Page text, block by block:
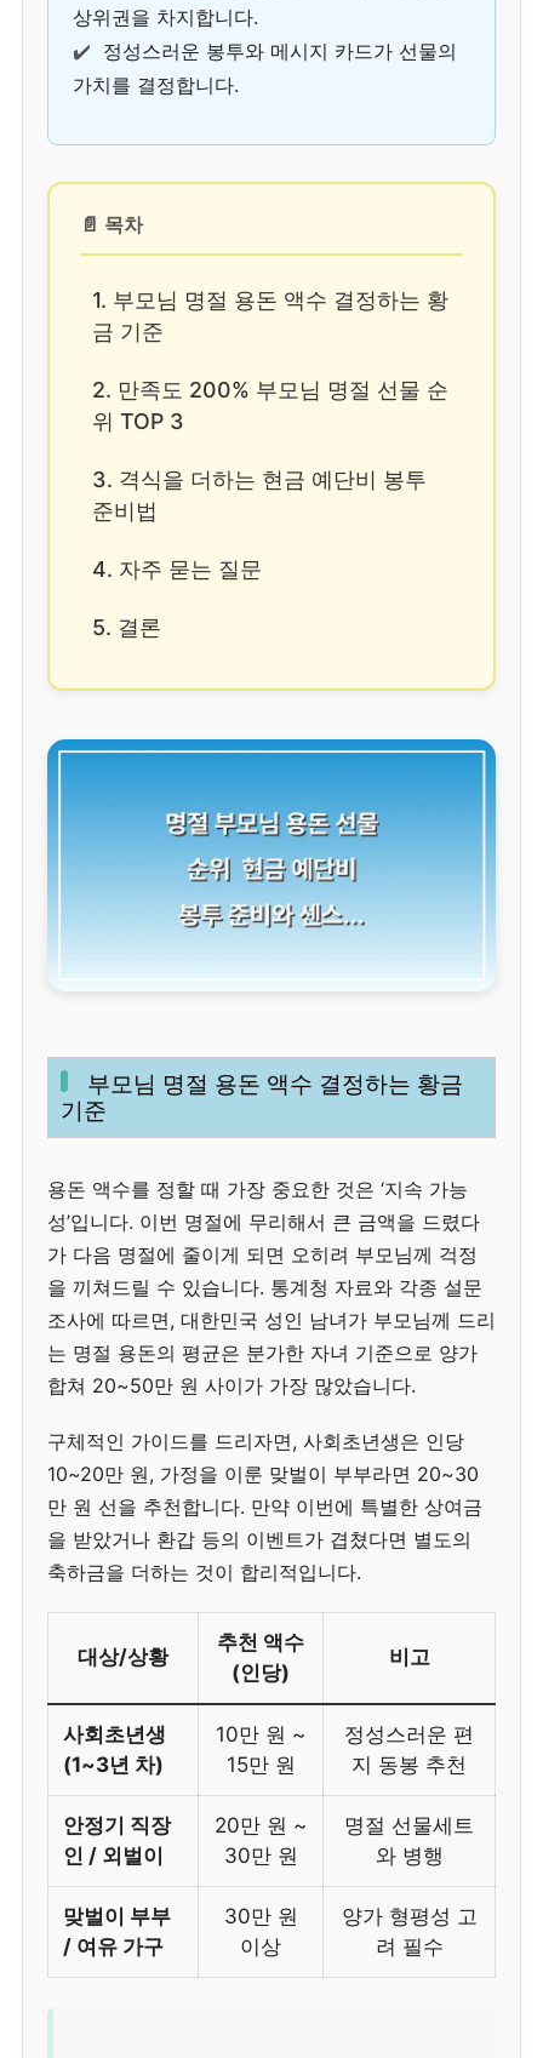
상위권을 차지합니다.
✔️ 정성스러운 봉투와 메시지 카드가 선물의
가치를 결정합니다.
📄 목차
1. 부모님 명절 용돈 액수 결정하는 황
금 기준
2. 만족도 200% 부모님 명절 선물 순
위 TOP 3
3. 격식을 더하는 현금 예단비 봉투
준비법
4. 자주 묻는 질문
5. 결론
부모님 명절 용돈 액수 결정하는 황금
기준
용돈 액수를 정할 때 가장 중요한 것은 ‘지속 가능
성’입니다. 이번 명절에 무리해서 큰 금액을 드렸다
가 다음 명절에 줄이게 되면 오히려 부모님께 걱정
을 끼쳐드릴 수 있습니다. 통계청 자료와 각종 설문
조사에 따르면, 대한민국 성인 남녀가 부모님께 드리
는 명절 용돈의 평균은 분가한 자녀 기준으로 양가
합쳐 20~50만 원 사이가 가장 많았습니다.
구체적인 가이드를 드리자면, 사회초년생은 인당
10~20만 원, 가정을 이룬 맞벌이 부부라면 20~30
만 원 선을 추천합니다. 만약 이번에 특별한 상여금
을 받았거나 환갑 등의 이벤트가 겹쳤다면 별도의
축하금을 더하는 것이 합리적입니다.
대상/상황
추천 액수
(인당)
비고
사회초년생
(1~3년 차)
10만 원 ~
15만 원
정성스러운 편
지 동봉 추천
안정기 직장
인 / 외벌이
20만 원 ~
30만 원
명절 선물세트
와 병행
맞벌이 부부
/ 여유 가구
30만 원
이상
양가 형평성 고
려 필수